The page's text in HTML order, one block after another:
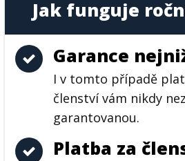
Jak funguje
Garance
I v tomto případě
členství vám nikdy
garantovanou.
Platba za